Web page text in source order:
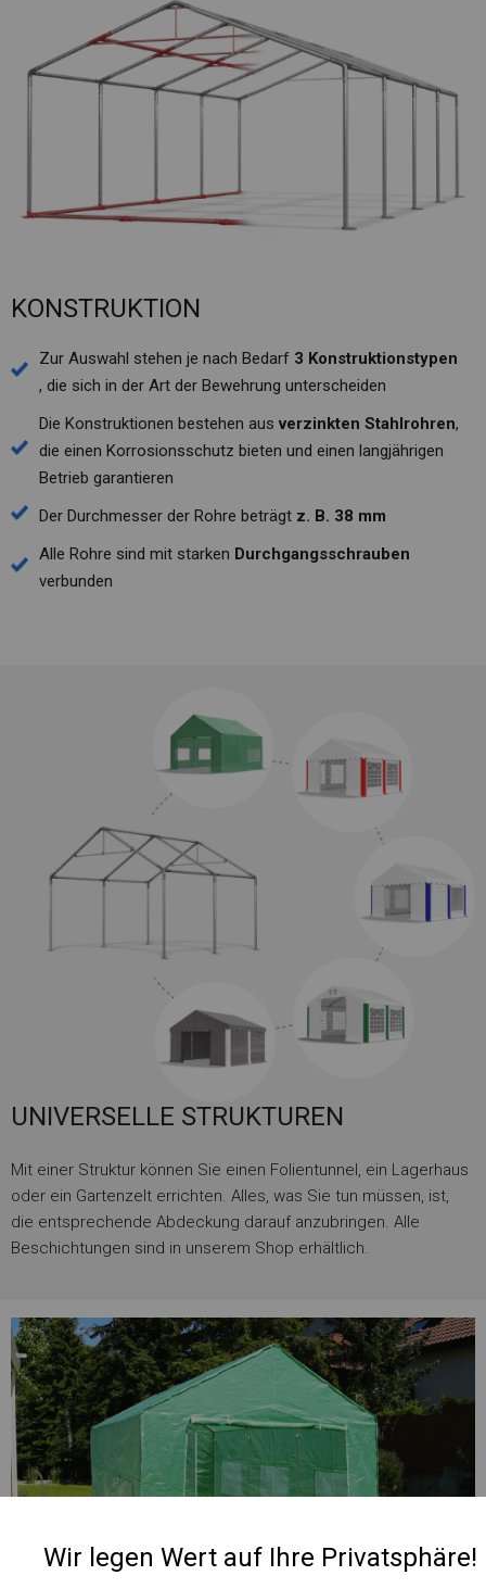
KONSTRUKTION
Zur Auswahl stehen je nach Bedarf 3 Konstruktionstypen
, die sich in der Art der Bewehrung unterscheiden
Die Konstruktionen bestehen aus verzinkten Stahlrohren,
die einen Korrosionsschutz bieten und einen langjährigen
Betrieb garantieren
Der Durchmesser der Rohre beträgt z. B. 38 mm
Alle Rohre sind mit starken Durchgangsschrauben
verbunden
UNIVERSELLE STRUKTUREN
Mit einer Struktur können Sie einen Folientunnel, ein Lagerhaus
oder ein Gartenzelt errichten. Alles, was Sie tun müssen, ist,
die entsprechende Abdeckung darauf anzubringen. Alle
Beschichtungen sind in unserem Shop erhältlich.
Wir legen Wert auf Ihre Privatsphäre!